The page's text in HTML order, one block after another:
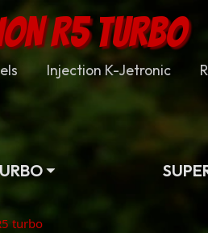
R5 TURBO
Injection K-Jetronic
turbo